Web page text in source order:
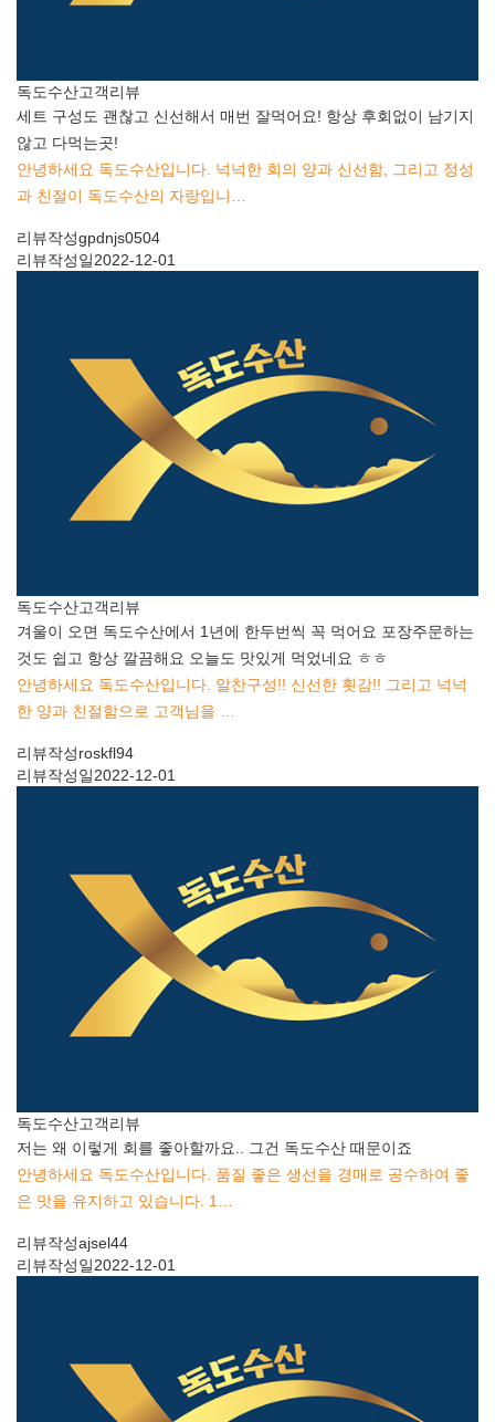
독도수산고객리뷰
세트 구성도 괜찮고 신선해서 매번 잘먹어요! 항상 후회없이 남기지
않고 다먹는곳!
안녕하세요 독도수산입니다. 넉넉한 회의 양과 신선함, 그리고 정성
과 친절이 독도수산의 자랑입니…
리뷰작성gpdnjs0504
리뷰작성일2022-12-01
독도수산고객리뷰
겨울이 오면 독도수산에서 1년에 한두번씩 꼭 먹어요 포장주문하는
것도 쉽고 항상 깔끔해요 오늘도 맛있게 먹었네요 ㅎㅎ
안녕하세요 독도수산입니다. 알찬구성!! 신선한 횟감!! 그리고 넉넉
한 양과 친절함으로 고객님을 …
리뷰작성roskfl94
리뷰작성일2022-12-01
독도수산고객리뷰
저는 왜 이렇게 회를 좋아할까요.. 그건 독도수산 때문이죠
안녕하세요 독도수산입니다. 품질 좋은 생선을 경매로 공수하여 좋
은 맛을 유지하고 있습니다. 1…
리뷰작성ajsel44
리뷰작성일2022-12-01